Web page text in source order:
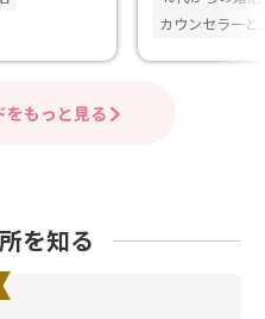
カウンセラーと
をもっと見る
を知る